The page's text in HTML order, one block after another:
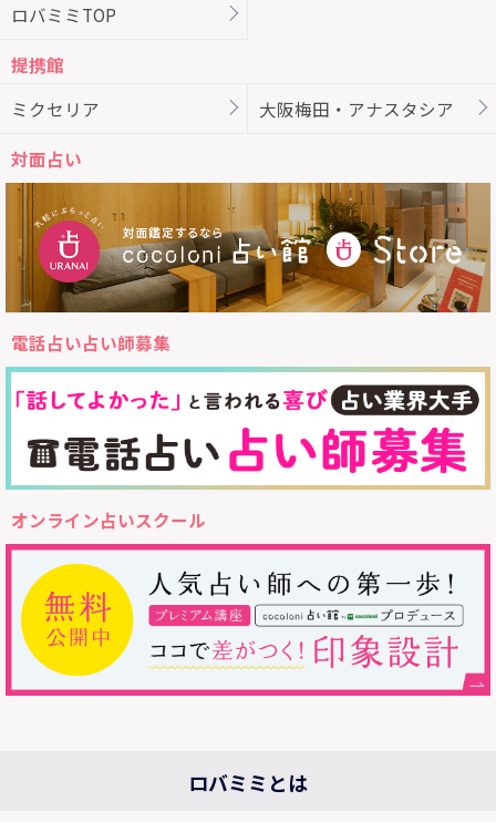
ロバミミTOP
提携館
ミクセリア
大阪梅田・アナスタシア
対面占い
電話占い占い師募集
オンライン占いスクール
ロバミミとは